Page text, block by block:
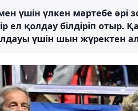
үшін үлкен мәртебе әрі
ел қолдау білдіріп отыр.
үшін шын жүректен